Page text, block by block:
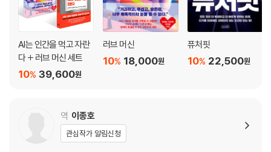
AI는 인간을 먹고 자란
다 + 러브 머신 세트
39,600원
10%
러브 머신
18,000원
10%
퓨처핏
22,500원
10%
역 이종호
관심작가 알림신청